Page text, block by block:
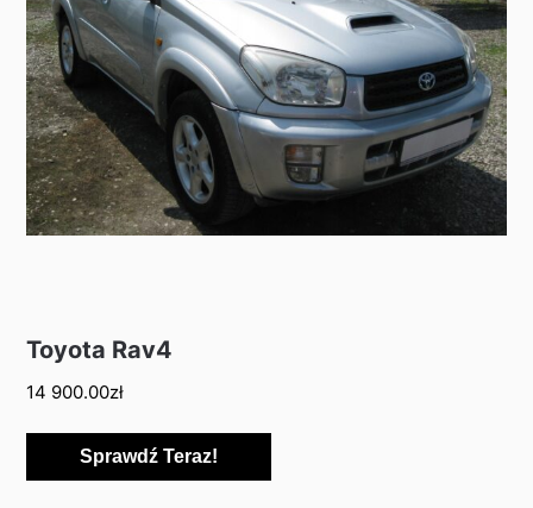
Toyota Rav4
14 900.00zł
Sprawdź Teraz!